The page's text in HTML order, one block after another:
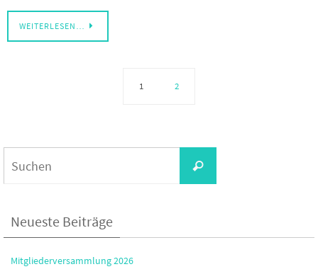
WEITERLESEN…
1 2
Suchen
Neueste Beiträge
Mitgliederversammlung 2026